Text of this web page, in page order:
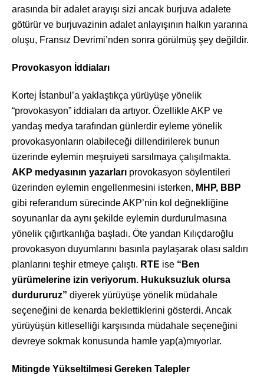
arasında bir adalet arayışı sizi ancak burjuva adalete
götürür ve burjuvazinin adalet anlayışının halkın yararına
oluşu, Fransız Devrimi’nden sonra görülmüş şey değildir.
Provokasyon İddiaları
Kortej İstanbul’a yaklaştıkça yürüyüşe yönelik
“provokasyon” iddiaları da artıyor. Özellikle AKP ve
yandaş medya tarafından günlerdir eyleme yönelik
provokasyonların olabileceği dillendirilerek bunun
üzerinde eylemin meşruiyeti sarsılmaya çalışılmakta.
AKP medyasının yazarları provokasyon söylentileri
üzerinden eylemin engellenmesini isterken, MHP, BBP
gibi referandum sürecinde AKP’nin kol değnekliğine
soyunanlar da aynı şekilde eylemin durdurulmasına
yönelik çığırtkanlığa başladı. Öte yandan Kılıçdaroğlu
provokasyon duyumlarını basınla paylaşarak olası saldırı
planlarını teşhir etmeye çalıştı. RTE ise “Ben
yürümelerine izin veriyorum. Hukuksuzluk olursa
durdururuz” diyerek yürüyüşe yönelik müdahale
seçeneğini de kenarda beklettiklerini gösterdi. Ancak
yürüyüşün kitleselliği karşısında müdahale seçeneğini
devreye sokmak konusunda hamle yap(a)mıyorlar.
Mitingde Yükseltilmesi Gereken Talepler